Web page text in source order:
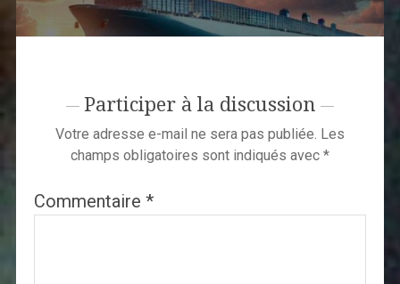
Participer à la discussion
Votre adresse e-mail ne sera pas publiée. Les
champs obligatoires sont indiqués avec *
Commentaire *